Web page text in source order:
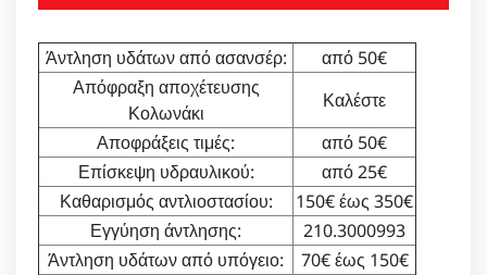
Άντληση υδάτων από ασανσέρ:
από 50€
Απόφραξη αποχέτευσης
Κολωνάκι
Καλέστε
Αποφράξεις τιμές:
από 50€
Επίσκεψη υδραυλικού:
από 25€
Καθαρισμός αντλιοστασίου:
150€ έως 350€
Εγγύηση άντλησης:
210.3000993
Άντληση υδάτων από υπόγειο:
70€ έως 150€